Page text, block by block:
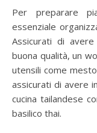
Per preparare
essenziale
Assicurati di
buona qualità, un
utensili come
assicurati di avere
cucina tailandese
basilico thai.